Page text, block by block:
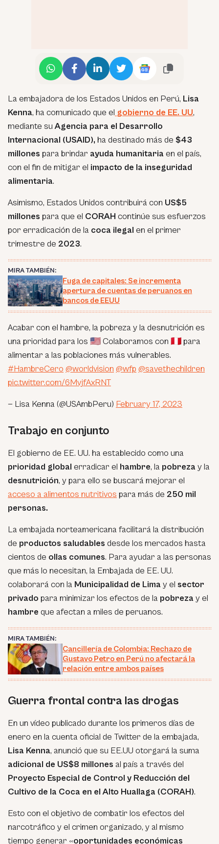
La embajadora de los Estados Unidos en Perú, Lisa
Kenna, ha comunicado que el gobierno de EE. UU,
mediante suAgencia para el Desarrollo
Internacional (USAID), ha destinado más de $43
millones para brindar ayuda humanitaria en el país,
con el fin de mitigar el impacto de la inseguridad
alimentaria.
Asimismo, Estados Unidos contribuirá con US$5
millones para que el CORAH continúe sus esfuerzos
por erradicación de la coca ilegal en el primer
trimestre de 2023.
MIRA TAMBIÉN:
Fuga de capitales: Se incrementa
apertura de cuentas de peruanos en
bancos de EEUU
Acabar con el hambre, la pobreza y la desnutrición es
una prioridad para los 🇺🇸 Colaboramos con 🇵🇪 para
alimentar a las poblaciones más vulnerables.
#HambreCero @worldvision @wfp @savethechildren
pic.twitter.com/6MvjfAxRNT
— Lisa Kenna (@USAmbPeru) February 17, 2023
Trabajo en conjunto
El gobierno de EE. UU. ha establecido como una
prioridad global erradicar el hambre, la pobreza y la
desnutrición, y para ello se buscará mejorar el
acceso a alimentos nutritivos para más de 250 mil
personas.
La embajada norteamericana facilitará la distribución
de productos saludables desde los mercados hasta
cientos de ollas comunes. Para ayudar a las personas
que más lo necesitan, la Embajada de EE. UU.
colaborará con la Municipalidad de Lima y el sector
privado para minimizar los efectos de la pobreza y el
hambre que afectan a miles de peruanos.
MIRA TAMBIÉN:
Cancillería de Colombia: Rechazo de
Gustavo Petro en Perú no afectará la
relación entre ambos países
Guerra frontal contra las drogas
En un vídeo publicado durante los primeros días de
enero en la cuenta oficial de Twitter de la embajada,
Lisa Kenna, anunció que su EE.UU otorgará la suma
adicional de US$8 millones al país a través del
Proyecto Especial de Control y Reducción del
Cultivo de la Coca en el Alto Huallaga (CORAH).
Esto con el objetivo de combatir los efectos del
narcotráfico y el crimen organizado, y al mismo
tiempo generar «oportunidades económicas